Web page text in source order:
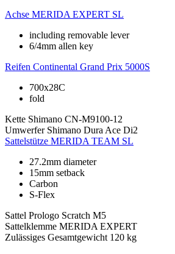
Achse MERIDA EXPERT SL
including removable lever
6/4mm allen key
Reifen Continental Grand Prix 5000S
700x28C
fold
Kette Shimano CN-M9100-12
Umwerfer Shimano Dura Ace Di2
Sattelstütze MERIDA TEAM SL
27.2mm diameter
15mm setback
Carbon
S-Flex
Sattel Prologo Scratch M5
Sattelklemme MERIDA EXPERT
Zulässiges Gesamtgewicht 120 kg